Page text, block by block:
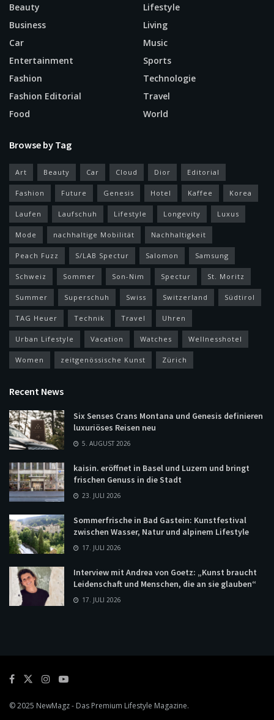
Beauty
Business
Car
Entertainment
Fashion
Fashion Editorial
Food
Lifestyle
Living
Music
Sports
Technologie
Travel
World
Browse by Tag
Art Beauty Car Cloud Dior Editorial
Fashion Future Genesis Hotel Kaffee Korea
Laufen Laufschuh Lifestyle Longevity Luxus
Mode nachhaltige Mobilität Nachhaltigkeit
Peach Fuzz S/LAB Spectur Salomon Samsung
Schweiz Sommer Son-Nim Spectur St. Moritz
Summer Superschuh Swiss Switzerland Südtirol
TAG Heuer Technik Travel Uhren
Urban Lifestyle Vacation Watches Wellnesshotel
Women zeitgenössische Kunst Zürich
Recent News
Six Senses Crans Montana und Genesis definieren
luxuriöses Reisen neu
5. AUGUST 2026
kaisin. eröffnet in Basel und Luzern und bringt
frischen Genuss in die Stadt
23. JULI 2026
Sommerfrische in Bad Gastein: Kunstfestival
zwischen Wasser, Natur und alpinem Lifestyle
17. JULI 2026
Interview mit Andrea von Goetz: „Kunst braucht
Leidenschaft und Menschen, die an sie glauben“
17. JULI 2026
© 2025 NewMagz- Das Premium Lifestyle Magazine.